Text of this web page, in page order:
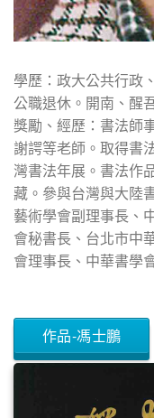
學歷：政大公共行政
公職退休。開南、醒
獎勵、經歷：書法師
謝諤等老師。取得書
灣書法年展。書法作
藏。參與台灣與大陸
藝術學會副理事長、
會秘書長、台北市中
會理事長、中華書學
作品-馮士鵬